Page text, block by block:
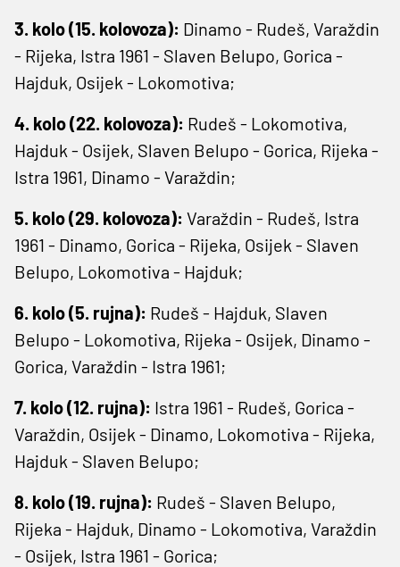
3. kolo (15. kolovoza): Dinamo - Rudeš, Varaždin
- Rijeka, Istra 1961 - Slaven Belupo, Gorica -
Hajduk, Osijek - Lokomotiva;
4. kolo (22. kolovoza): Rudeš - Lokomotiva,
Hajduk - Osijek, Slaven Belupo - Gorica, Rijeka -
Istra 1961, Dinamo - Varaždin;
5. kolo (29. kolovoza): Varaždin - Rudeš, Istra
1961 - Dinamo, Gorica - Rijeka, Osijek - Slaven
Belupo, Lokomotiva - Hajduk;
6. kolo (5. rujna): Rudeš - Hajduk, Slaven
Belupo - Lokomotiva, Rijeka - Osijek, Dinamo -
Gorica, Varaždin - Istra 1961;
7. kolo (12. rujna): Istra 1961 - Rudeš, Gorica -
Varaždin, Osijek - Dinamo, Lokomotiva - Rijeka,
Hajduk - Slaven Belupo;
8. kolo (19. rujna): Rudeš - Slaven Belupo,
Rijeka - Hajduk, Dinamo - Lokomotiva, Varaždin
- Osijek, Istra 1961 - Gorica;